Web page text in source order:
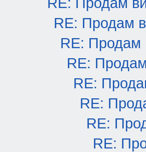
RE: Продам
RE: Продам
RE:
RE:
RE:
RE:
RE: